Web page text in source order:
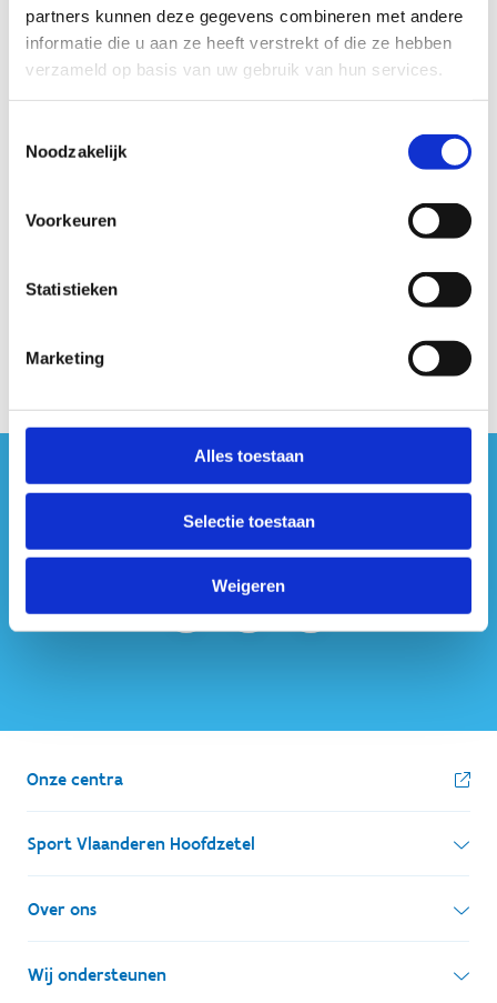
partners kunnen deze gegevens combineren met andere
informatie die u aan ze heeft verstrekt of die ze hebben
verzameld op basis van uw gebruik van hun services.
Noodzakelijk
Voorkeuren
Statistieken
Marketing
Alles toestaan
Selectie toestaan
Weigeren
Contacteer ons voor meer info &
#sportersbelevenmeer
ook op sociale media
Onze centra
Sport Vlaanderen Hoofdzetel
Simon Bolivarlaan 17
1000 Brussel
Ondernemingsnummer: BE 0248.142.826
Over ons
Wie zijn we, wat doen we
Wij ondersteunen